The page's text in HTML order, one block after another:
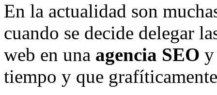
En la actualidad son
cuando se decide delegar
web en una agencia SEO y
tiempo y que